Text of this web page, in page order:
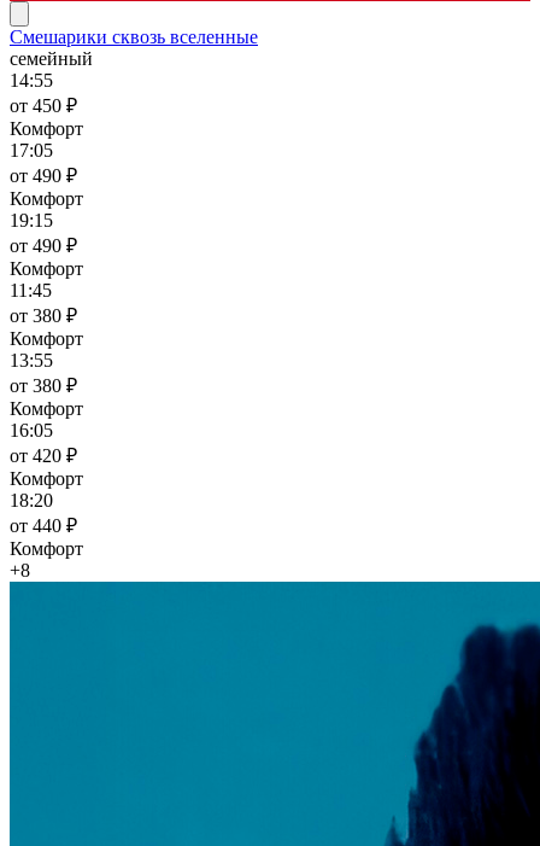
Смешарики сквозь вселенные
семейный
14:55
от 450 ₽
Комфорт
17:05
от 490 ₽
Комфорт
19:15
от 490 ₽
Комфорт
11:45
от 380 ₽
Комфорт
13:55
от 380 ₽
Комфорт
16:05
от 420 ₽
Комфорт
18:20
от 440 ₽
Комфорт
+8